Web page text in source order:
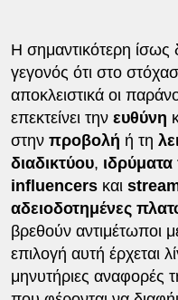
Η σημαντικότερη
γεγονός ότι στο
αποκλειστικά οι
επεκτείνει την ευθύνη
στην προβολή ή τη
διαδικτύου,
influencersκαι
αδειοδοτημένες
βρεθούν αντιμέτωποι
επιλογή αυτή έρχεται
μηνυτήριες